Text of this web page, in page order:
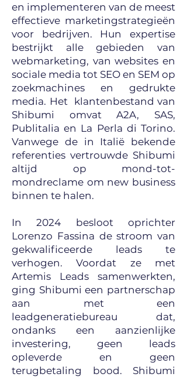
en implementeren van de meest
effectieve marketingstrategieën
voor bedrijven. Hun expertise
bestrijkt alle gebieden van
webmarketing, van websites en
sociale media tot SEO en SEM op
zoekmachines en gedrukte
media. Het klantenbestand van
Shibumi omvat A2A, SAS,
Publitalia en La Perla di Torino.
Vanwege de in Italië bekende
referenties vertrouwde Shibumi
altijd op mond-tot-
mondreclame om new business
binnen te halen.
In 2024 besloot oprichter
Lorenzo Fassina de stroom van
gekwalificeerde leads te
verhogen. Voordat ze met
Artemis Leads samenwerkten,
ging Shibumi een partnerschap
aan met een
leadgeneratiebureau dat,
ondanks een aanzienlijke
investering, geen leads
opleverde en geen
terugbetaling bood. Shibumi